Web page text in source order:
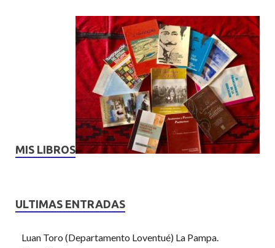
MIS LIBROS
ULTIMAS ENTRADAS
Luan Toro (Departamento Loventué) La Pampa.